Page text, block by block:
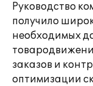
Руководство
получило
необходимых
заказов и
оптимизации